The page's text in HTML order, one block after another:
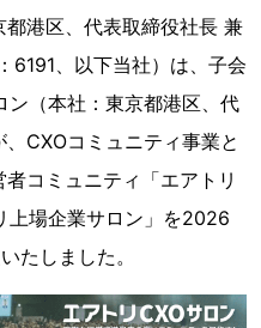
港区、代表取締役社長 兼
6191、以下当社）は、子会
ン（本社：東京都港区、代
CXOコミュニティ事業と
コミュニティ「エアトリ
上場企業サロン」を2026
たしました。